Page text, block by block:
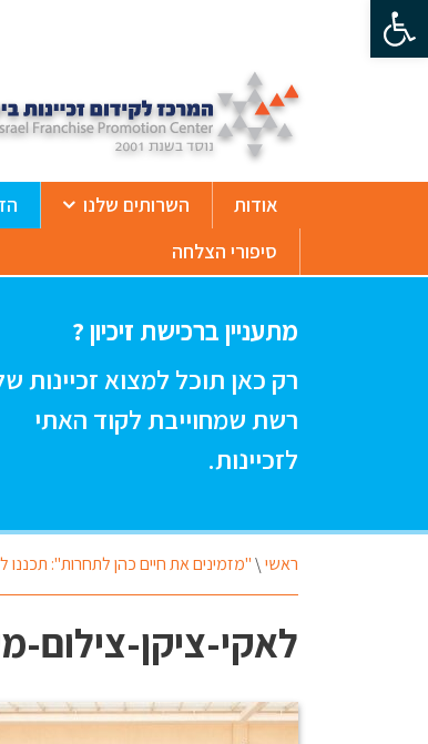
פתח סרגל נגישות
אודות השרותים שלנו
סיפורי הצלחה
מתעניין ברכישת זיכיון ?
רק כאן תוכל למצוא זכיינות
רשת שמחוייבת לקוד האתי
לזכיינות.
ראשי\"מזמינים את חיים כהן לתחרות": תכננו
לאקי-ציקן-